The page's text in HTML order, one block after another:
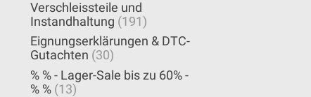
Verschleissteile und
Instandhaltung (191)
Eignungserklärungen & DTC-
Gutachten (30)
% % - Lager-Sale bis zu 60% -
% % (13)